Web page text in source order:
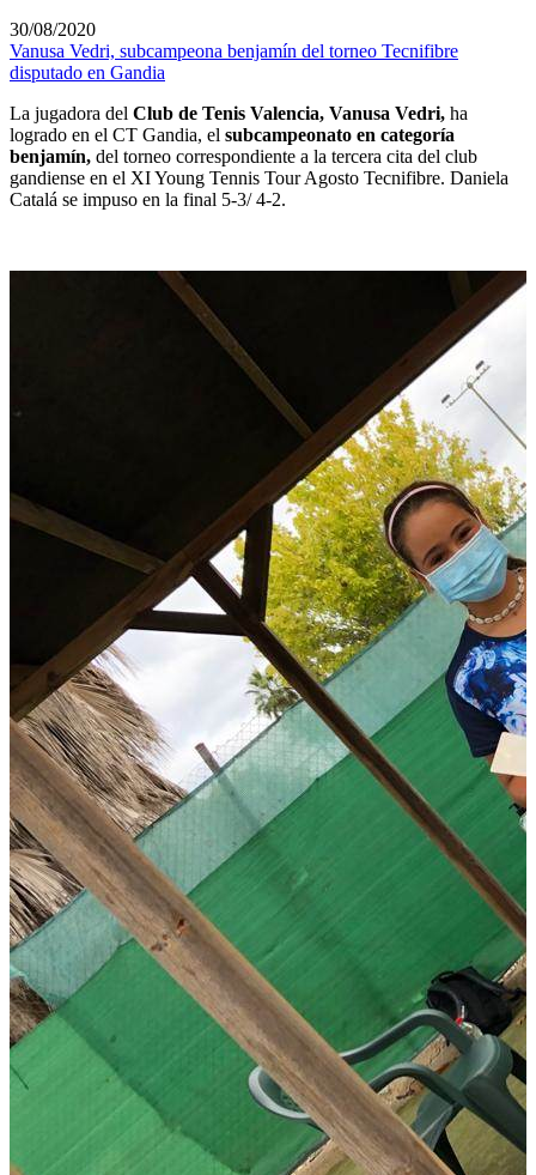
30/08/2020
Vanusa Vedri, subcampeona benjamín del torneo Tecnifibre
disputado en Gandia
La jugadora del Club de Tenis Valencia, Vanusa Vedri, ha
logrado en el CT Gandia, el subcampeonato en categoría
benjamín, del torneo correspondiente a la tercera cita del club
gandiense en el XI Young Tennis Tour Agosto Tecnifibre. Daniela
Catalá se impuso en la final 5-3/ 4-2.